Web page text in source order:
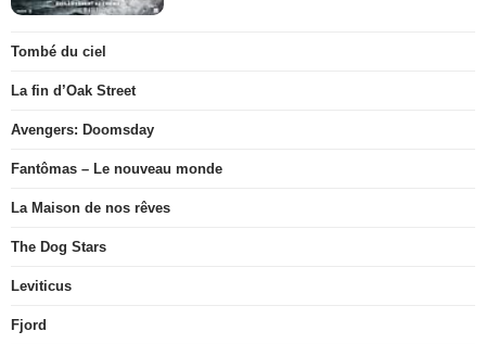
Tombé du ciel
La fin d’Oak Street
Avengers: Doomsday
Fantômas – Le nouveau monde
La Maison de nos rêves
The Dog Stars
Leviticus
Fjord